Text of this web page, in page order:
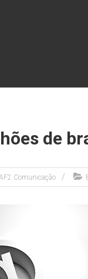
de
Comunicação